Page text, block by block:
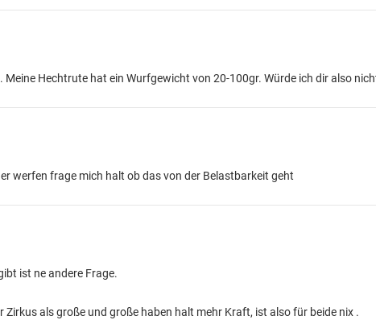
Meine Hechtrute hat ein Wurfgewicht von 20-100gr. Würde ich dir also
werfen frage mich halt ob das von der Belastbarkeit geht
ist ne andere Frage.
Zirkus als große und große haben halt mehr Kraft, ist also für beide nix .